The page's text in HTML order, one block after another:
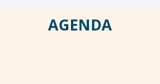
AGENDA